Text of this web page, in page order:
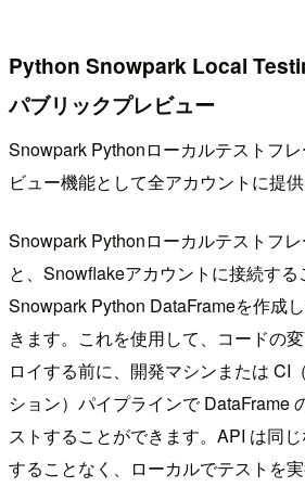
Python Snowpark Local
パブリックプレビュー
Snowpark Pythonローカルテストフ
ビュー機能として全アカウントに提供
Snowpark Pythonローカルテストフ
と、Snowflakeアカウントに接続す
Snowpark Python DataFrameを作成
きます。これを使用して、コードの
ロイする前に、開発マシンまたは CI
ション）パイプラインで DataFrame
ストすることができます。API は同
することなく、ローカルでテストを実